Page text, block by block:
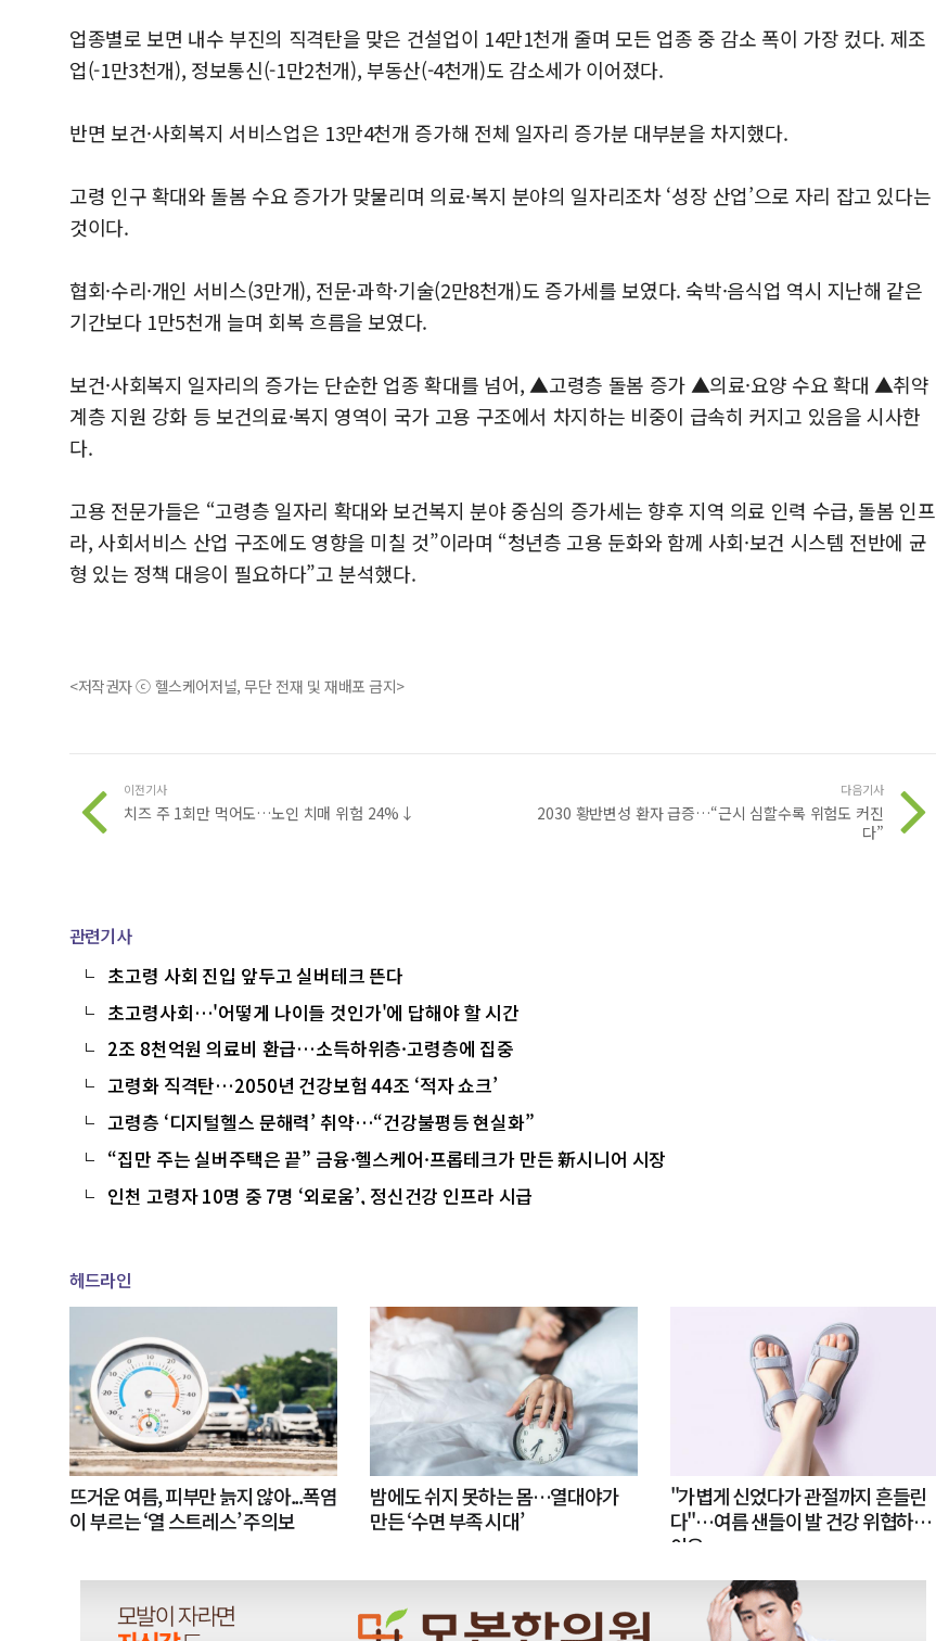
업종별로 보면 내수 부진의 직격탄을 맞은 건설업이 14만1천개 줄며 모든 업종 중 감소 폭이 가장 컸다. 제조
업(-1만3천개), 정보통신(-1만2천개), 부동산(-4천개)도 감소세가 이어졌다.
반면 보건·사회복지 서비스업은 13만4천개 증가해 전체 일자리 증가분 대부분을 차지했다.
고령 인구 확대와 돌봄 수요 증가가 맞물리며 의료·복지 분야의 일자리조차 ‘성장 산업’으로 자리 잡고 있다는
것이다.
협회·수리·개인 서비스(3만개), 전문·과학·기술(2만8천개)도 증가세를 보였다. 숙박·음식업 역시 지난해 같은
기간보다 1만5천개 늘며 회복 흐름을 보였다.
보건·사회복지 일자리의 증가는 단순한 업종 확대를 넘어, ▲고령층 돌봄 증가 ▲의료·요양 수요 확대 ▲취약
계층 지원 강화 등 보건의료·복지 영역이 국가 고용 구조에서 차지하는 비중이 급속히 커지고 있음을 시사한
다.
고용 전문가들은 “고령층 일자리 확대와 보건복지 분야 중심의 증가세는 향후 지역 의료 인력 수급, 돌봄 인프
라, 사회서비스 산업 구조에도 영향을 미칠 것”이라며 “청년층 고용 둔화와 함께 사회·보건 시스템 전반에 균
형 있는 정책 대응이 필요하다”고 분석했다.
<저작권자 ⓒ 헬스케어저널, 무단 전재 및 재배포 금지>
이전기사
치즈 주 1회만 먹어도…노인 치매 위험 24%↓
다음기사
2030 황반변성 환자 급증…“근시 심할수록 위험도 커진
다”
관련기사
초고령 사회 진입 앞두고 실버테크 뜬다
초고령사회…'어떻게 나이들 것인가'에 답해야 할 시간
2조 8천억원 의료비 환급…소득하위층·고령층에 집중
고령화 직격탄…2050년 건강보험 44조 ‘적자 쇼크’
고령층 ‘디지털헬스 문해력’ 취약…“건강불평등 현실화”
“집만 주는 실버주택은 끝” 금융·헬스케어·프롭테크가 만든 新시니어 시장
인천 고령자 10명 중 7명 ‘외로움’, 정신건강 인프라 시급
헤드라인
뜨거운 여름, 피부만 늙지 않아...폭염
이 부르는 ‘열 스트레스’ 주의보
밤에도 쉬지 못하는 몸…열대야가
만든 ‘수면 부족 시대’
"가볍게 신었다가 관절까지 흔들린
다"…여름 샌들이 발 건강 위협하는
이유